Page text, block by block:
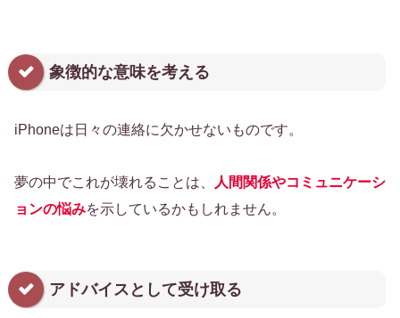
象徴的な意味を考える
iPhoneは日々の連絡に欠かせないものです。
夢の中でこれが壊れることは、
人間関係やコミュニケーシ
ョンの悩みを示しているかもしれません。
アドバイスとして受け取る